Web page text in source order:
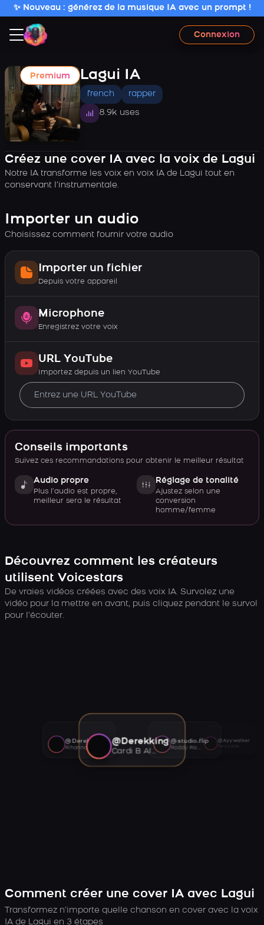
✨ Nouveau : générez de la musique IA avec un prompt !
Connexion
Premium Lagui IA
french rapper
8.9k uses
Créez une cover IA avec la voix de Lagui
Notre IA transforme les voix en voix IA de Lagui tout en
conservant l’instrumentale.
Importer un audio
Choisissez comment fournir votre audio
Importer un fichier
Depuis votre appareil
Microphone
Enregistrez votre voix
URL YouTube
Importez depuis un lien YouTube
Conseils importants
Suivez ces recommandations pour obtenir le meilleur résultat
Audio propre
Plus l’audio est propre,
meilleur sera le résultat
Réglage de tonalité
Ajustez selon une
conversion
homme/femme
Découvrez comment les créateurs
utilisent Voicestars
De vraies vidéos créées avec des voix IA. Survolez une
vidéo pour la mettre en avant, puis cliquez pendant le survol
pour l’écouter.
@Derekking
Cardi B AI voice
@studio.flip
Roddy Ricch AI voice
@Ayywalker
@Derekking
Rihanna AI voice
Comment créer une cover IA avec Lagui
Transformez n’importe quelle chanson en cover avec la voix
IA de Lagui en 3 étapes